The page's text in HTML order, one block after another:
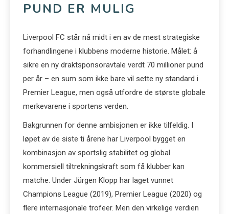
PUND ER MULIG
Liverpool FC står nå midt i en av de mest strategiske
forhandlingene i klubbens moderne historie. Målet: å
sikre en ny draktsponsoravtale verdt 70 millioner pund
per år – en sum som ikke bare vil sette ny standard i
Premier League, men også utfordre de største globale
merkevarene i sportens verden.
Bakgrunnen for denne ambisjonen er ikke tilfeldig. I
løpet av de siste ti årene har Liverpool bygget en
kombinasjon av sportslig stabilitet og global
kommersiell tiltrekningskraft som få klubber kan
matche. Under Jürgen Klopp har laget vunnet
Champions League (2019), Premier League (2020) og
flere internasjonale trofeer. Men den virkelige verdien